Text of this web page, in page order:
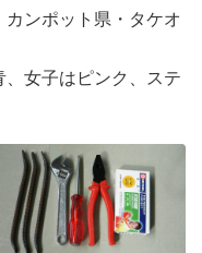
カンポット県・タケオ
、女子はピンク、ステ